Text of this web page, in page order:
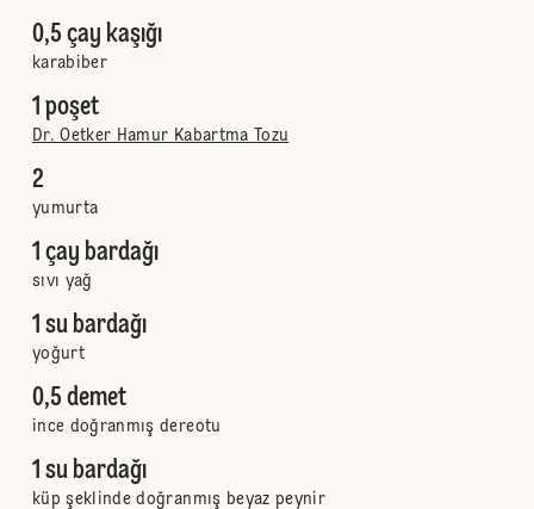
0,5 çay kaşığı
karabiber
1 poşet
Dr. Oetker Hamur Kabartma Tozu
2
yumurta
1 çay bardağı
sıvı yağ
1 su bardağı
yoğurt
0,5 demet
ince doğranmış dereotu
1 su bardağı
küp şeklinde doğranmış beyaz peynir